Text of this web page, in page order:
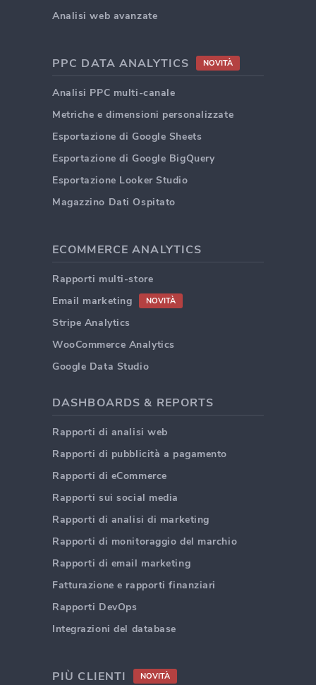
Analisi web avanzate
PPC DATA ANALYTICS NOVITÀ
Analisi PPC multi-canale
Metriche e dimensioni personalizzate
Esportazione di Google Sheets
Esportazione di Google BigQuery
Esportazione Looker Studio
Magazzino Dati Ospitato
ECOMMERCE ANALYTICS
Rapporti multi-store
Email marketing
NOVITÀ
Stripe Analytics
WooCommerce Analytics
Google Data Studio
DASHBOARDS & REPORTS
Rapporti di analisi web
Rapporti di pubblicità a pagamento
Rapporti di eCommerce
Rapporti sui social media
Rapporti di analisi di marketing
Rapporti di monitoraggio del marchio
Rapporti di email marketing
Fatturazione e rapporti finanziari
Rapporti DevOps
Integrazioni del database
PIÙ CLIENTI NOVITÀ